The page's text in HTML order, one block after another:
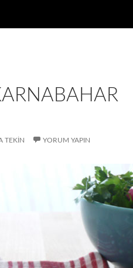
TEKIN YORUM YAPIN